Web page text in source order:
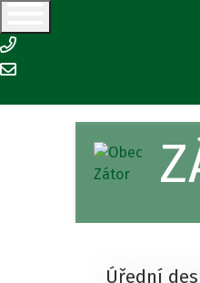
+420 554 645 126
podatelna@zator.cz
Úřední